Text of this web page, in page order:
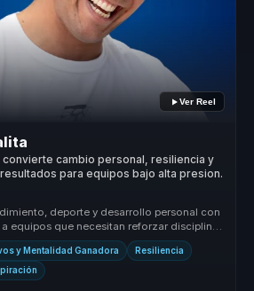
Ver Reel
cambio personal, resiliencia y
para equipos bajo alta presion.
deporte y desarrollo personal con
equipos que necesitan reforzar disciplina,
y Mentalidad Ganadora Resiliencia